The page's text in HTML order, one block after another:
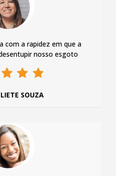
com a rapidez em que a
nosso esgoto
SOUZA